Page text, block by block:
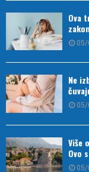
Ova
Ne
Više
Ovo